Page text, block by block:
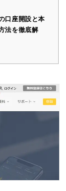
口座開設と本
法を徹底解